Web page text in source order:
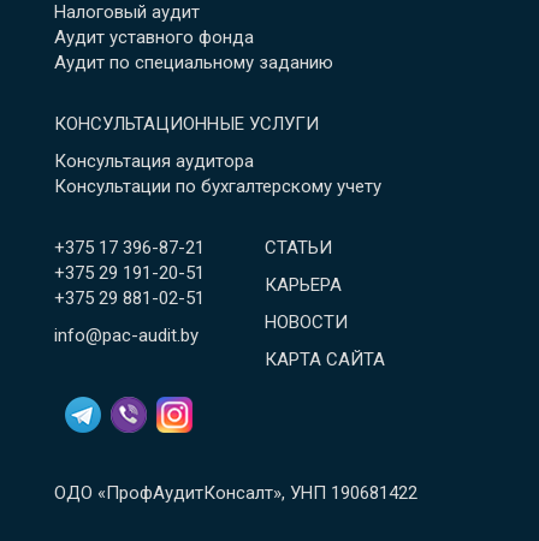
Налоговый аудит
Аудит уставного фонда
Аудит по специальному заданию
КОНСУЛЬТАЦИОННЫЕ УСЛУГИ
Консультация аудитора
Консультации по бухгалтерскому учету
+375 17 396-87-21
+375 29 191-20-51
+375 29 881-02-51
info@pac-audit.by
СТАТЬИ
КАРЬЕРА
НОВОСТИ
КАРТА САЙТА
ОДО «ПрофАудитКонсалт», УНП 190681422